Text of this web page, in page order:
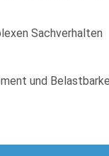
Sachverhalten
und